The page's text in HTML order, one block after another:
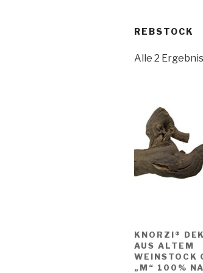
REBSTOCK
Alle 2
KNORZI®
AUS ALTEM
WEINSTOCK
M“ 100%